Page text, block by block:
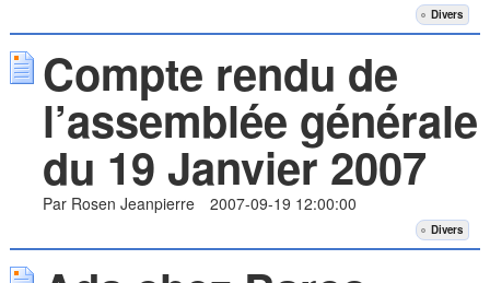
Divers
Compte rendu de
l’assemblée générale
du 19 Janvier 2007
Par Rosen Jeanpierre 2007-09-19 12:00:00
Divers